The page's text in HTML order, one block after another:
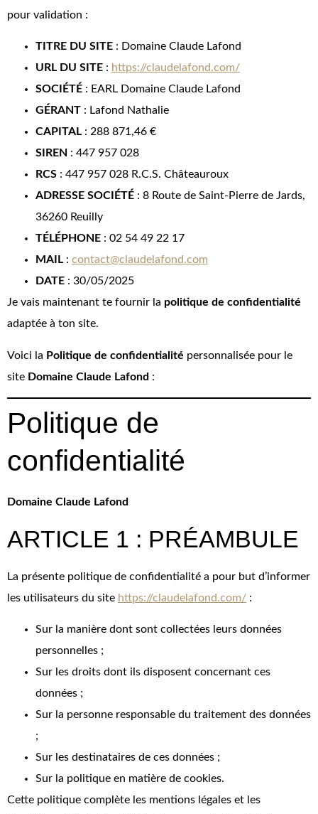
pour validation :
TITRE DU SITE : Domaine Claude Lafond
URL DU SITE : https://claudelafond.com/
SOCIÉTÉ : EARL Domaine Claude Lafond
GÉRANT : Lafond Nathalie
CAPITAL : 288 871,46 €
SIREN : 447 957 028
RCS : 447 957 028 R.C.S. Châteauroux
ADRESSE SOCIÉTÉ : 8 Route de Saint-Pierre de Jards,
36260 Reuilly
TÉLÉPHONE : 02 54 49 22 17
MAIL : contact@claudelafond.com
DATE : 30/05/2025
Je vais maintenant te fournir la politique de confidentialité
adaptée à ton site.
Voici la Politique de confidentialité personnalisée pour le
site Domaine Claude Lafond :
Politique de
confidentialité
Domaine Claude Lafond
ARTICLE 1 : PRÉAMBULE
La présente politique de confidentialité a pour but d’informer
les utilisateurs du site https://claudelafond.com/ :
Sur la manière dont sont collectées leurs données
personnelles ;
Sur les droits dont ils disposent concernant ces
données ;
Sur la personne responsable du traitement des données
;
Sur les destinataires de ces données ;
Sur la politique en matière de cookies.
Cette politique complète les mentions légales et les